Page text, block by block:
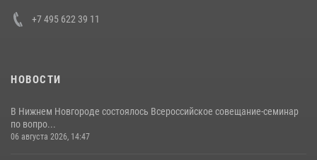
+7 495 622 39 11
НОВОСТИ
В Нижнем Новгороде состоялось Всероссийское совещание-семинар
по вопро...
06 августа 2026, 14:47